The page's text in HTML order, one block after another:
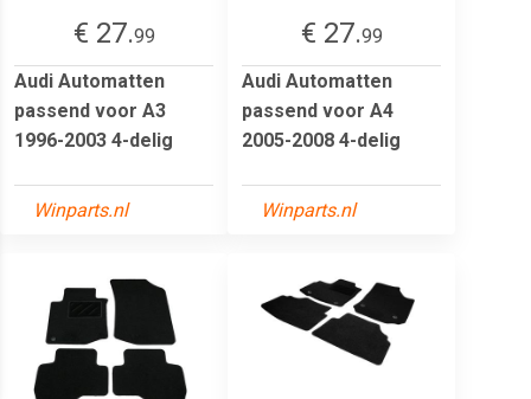
€ 27.99
Audi Automatten
passend voor A3
1996-2003 4-delig
Winparts.nl
€ 27.99
Audi Automatten
passend voor A4
2005-2008 4-delig
Winparts.nl